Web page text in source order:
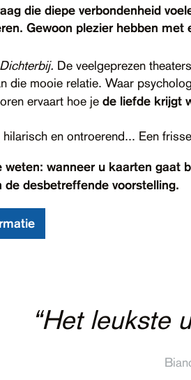
die diepe verbondenheid
Gewoon plezier hebben met
Dichterbij. De veelgeprezen
die mooie relatie. Waar
ervaart hoe je de liefde krijgt
hilarisch en ontroerend... Een
weten: wanneer u kaarten gaat
de desbetreffende voorstelling.
“Het leukste
“Krachtig
ontroerd
plant